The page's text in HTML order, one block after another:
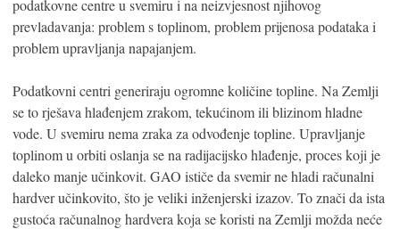
podatkovne centre u svemiru i na neizvjesnost njihovog
prevladavanja: problem s toplinom, problem prijenosa podataka i
problem upravljanja napajanjem.
Podatkovni centri generiraju ogromne količine topline. Na Zemlji
se to rješava hlađenjem zrakom, tekućinom ili blizinom hladne
vode. U svemiru nema zraka za odvođenje topline. Upravljanje
toplinom u orbiti oslanja se na radijacijsko hlađenje, proces koji je
daleko manje učinkovit. GAO ističe da svemir ne hladi računalni
hardver učinkovito, što je veliki inženjerski izazov. To znači da ista
gustoća računalnog hardvera koja se koristi na Zemlji možda neće